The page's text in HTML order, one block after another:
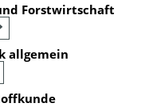
Forstwirtschaft
allgemein